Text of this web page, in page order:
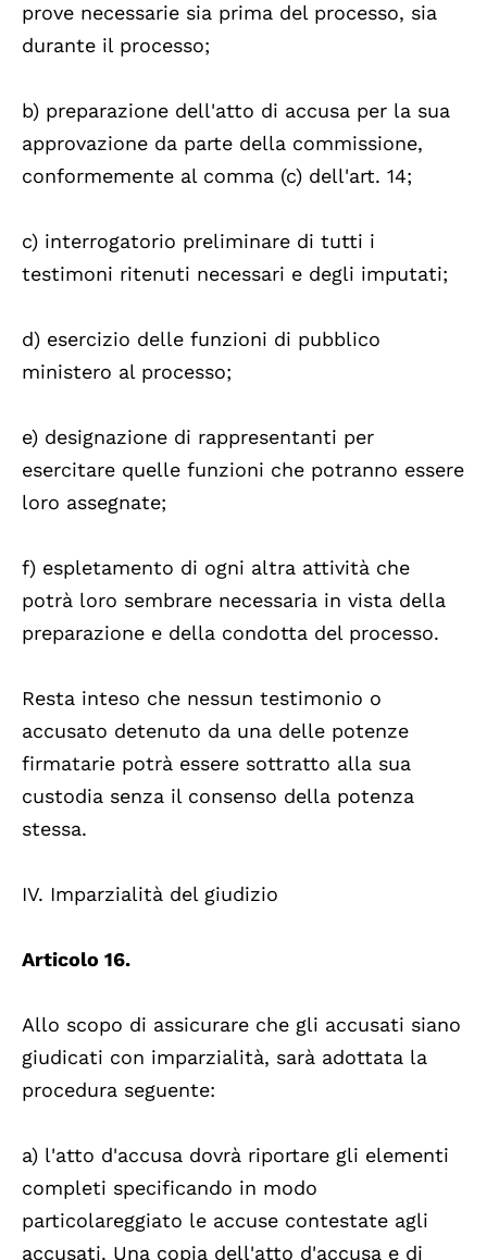
prove necessarie sia prima del processo, sia
durante il processo;
b) preparazione dell'atto di accusa per la sua
approvazione da parte della commissione,
conformemente al comma (c) dell'art. 14;
c) interrogatorio preliminare di tutti i
testimoni ritenuti necessari e degli imputati;
d) esercizio delle funzioni di pubblico
ministero al processo;
e) designazione di rappresentanti per
esercitare quelle funzioni che potranno essere
loro assegnate;
f) espletamento di ogni altra attività che
potrà loro sembrare necessaria in vista della
preparazione e della condotta del processo.
Resta inteso che nessun testimonio o
accusato detenuto da una delle potenze
firmatarie potrà essere sottratto alla sua
custodia senza il consenso della potenza
stessa.
IV. Imparzialità del giudizio
Articolo 16.
Allo scopo di assicurare che gli accusati siano
giudicati con imparzialità, sarà adottata la
procedura seguente:
a) l'atto d'accusa dovrà riportare gli elementi
completi specificando in modo
particolareggiato le accuse contestate agli
accusati. Una copia dell'atto d'accusa e di